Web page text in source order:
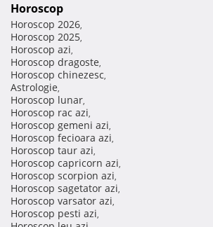
Horoscop
Horoscop 2026,
Horoscop 2025,
Horoscop azi,
Horoscop dragoste,
Horoscop chinezesc,
Astrologie,
Horoscop lunar,
Horoscop rac azi,
Horoscop gemeni azi,
Horoscop fecioara azi,
Horoscop taur azi,
Horoscop capricorn azi,
Horoscop scorpion azi,
Horoscop sagetator azi,
Horoscop varsator azi,
Horoscop pesti azi,